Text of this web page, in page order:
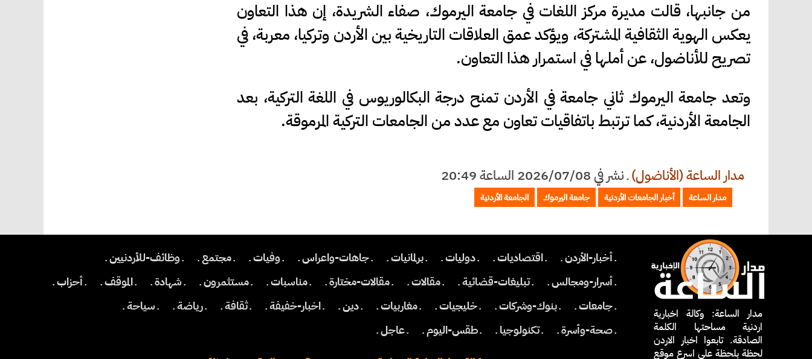
من جانبها، قالت مديرة مركز اللغات في جامعة اليرموك، صفاء الشريدة، إن هذا التعاون
يعكس الهوية الثقافية المشتركة، ويؤكد عمق العلاقات التاريخية بين الأردن وتركيا، معربة، في
تصريح للأناضول، عن أملها في استمرار هذا التعاون.
وتعد جامعة اليرموك ثاني جامعة في الأردن تمنح درجة البكالوريوس في اللغة التركية، بعد
الجامعة الأردنية، كما ترتبط باتفاقيات تعاون مع عدد من الجامعات التركية المرموقة.
مدار الساعة (الأناضول)ـنشر في 2026/07/08 الساعة 20:49
مدار الساعة أخبار الجامعات الأردنية جامعة اليرموك الجامعة الأردنية
مدار الساعة: وكالة اخبارية
اردنية مساحتها الكلمة
الصادقة. تابعوا اخبار الاردن
لحظة بلحظة على اسرع موقع
ـ أخبار-الأردن ـ ـ اقتصاديات ـ ـ دوليات ـ ـ برلمانيات ـ ـ جاهات-واعراس ـ ـ وفيات ـ ـ مجتمع ـ
ـ وظائف-للأردنيين ـ
ـ أسرار-ومجالس ـ
ـ تبليغات-قضائية ـ ـ مقالات ـ ـ مقالات-مختارة ـ ـ مناسبات ـ ـ مستثمرون ـ ـ شهادة ـ ـ الموقف ـ
ـ أحزاب ـ
ـ جامعات ـ
ـ بنوك-وشركات ـ ـ خليجيات ـ ـ مغاربيات ـ ـ دين ـ ـ اخبار-خفيفة ـ ـ ثقافة ـ ـ رياضة ـ
ـ سياحة ـ
ـ صحة-وأسرة ـ
ـ تكنولوجيا ـ ـ طقس-اليوم ـ ـ عاجل ـ